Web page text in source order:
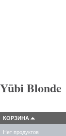
Yūbi Blonde
КОРЗИНА
Нет продуктов